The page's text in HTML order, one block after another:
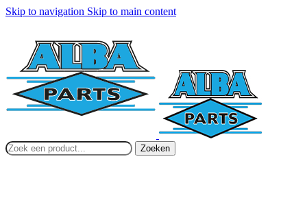
Skip to navigation Skip to main content
Zoeken